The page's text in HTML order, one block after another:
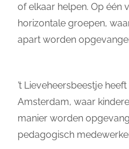
of elkaar helpen. Op één
horizontale groepen,
apart worden
’t Lieveheersbeestje
Amsterdam, waar
manier worden
pedagogisch